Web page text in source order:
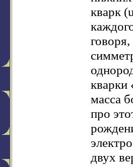
кварк
кварки
масса
про
двух